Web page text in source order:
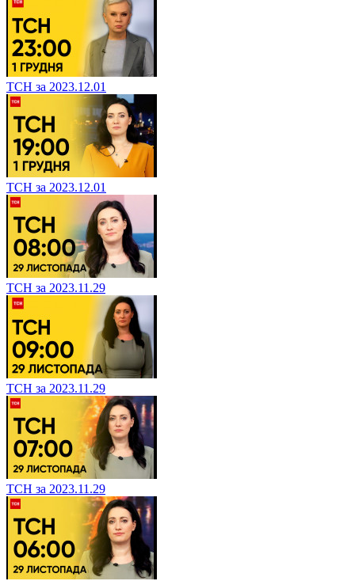
ТСН за 2023.12.01
ТСН за 2023.12.01
ТСН за 2023.11.29
ТСН за 2023.11.29
ТСН за 2023.11.29